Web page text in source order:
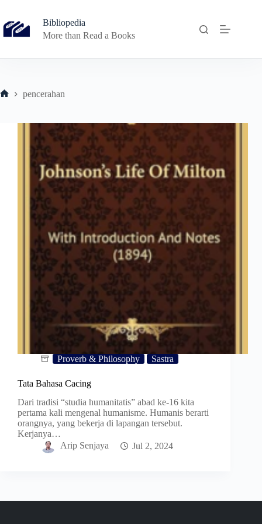
content
Bibliopedia
More than Read a Books
pencerahan
Proverb & Philosophy Sastra
Tata Bahasa Cacing
Dari tradisi “studia humanitatis” abad ke-16 kita
pertama kali mengenal humanisme. Humanis berarti
orangnya, yang bekerja di lapangan tersebut.
Kerjanya…
Arip Senjaya
Jul 2, 2024